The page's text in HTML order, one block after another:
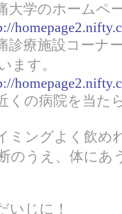
大学のホームペ
診療施設コーナ
ます。
くの病院を当た
ミングよく飲め
のうえ、体にあ
いじに！